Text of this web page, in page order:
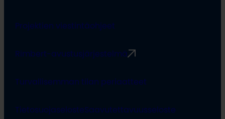
Projektien viestintäohjeet
Rimbert-avustusjärjestelmä
Turvallisemman tilan periaatteet
TietosuojaselosteSaavutettavuusseloste